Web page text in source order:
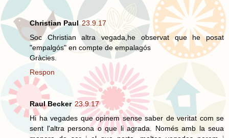
Christian Paul 23.9.17
Soc Christian altra vegada,he observat que he posat
"empalgós" en compte de empalagós
Gràcies.
Respon
Raul Becker 23.9.17
Hi ha vegades que opinem sense saber de veritat com se
sent l'altra persona o que li agrada. Només amb la seua